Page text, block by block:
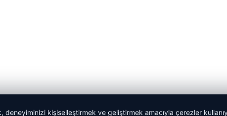
deneyiminizi kişiselleştirmek ve geliştirmek amacıyla çerezler